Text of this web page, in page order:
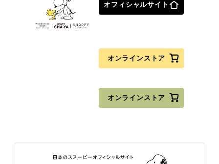
オフィシャルサイト
オンラインストア
オンラインストア